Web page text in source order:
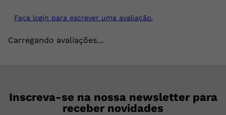
Faça login para escrever uma avaliação.
Carregando avaliações…
Inscreva-se na nossa newsletter para
receber novidades